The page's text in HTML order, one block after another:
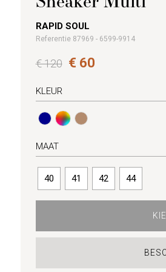
RAPID SOUL
Referentie 87969 - 6599-9914
€ 120 € 60
KLEUR
MAAT
40 41 42 44